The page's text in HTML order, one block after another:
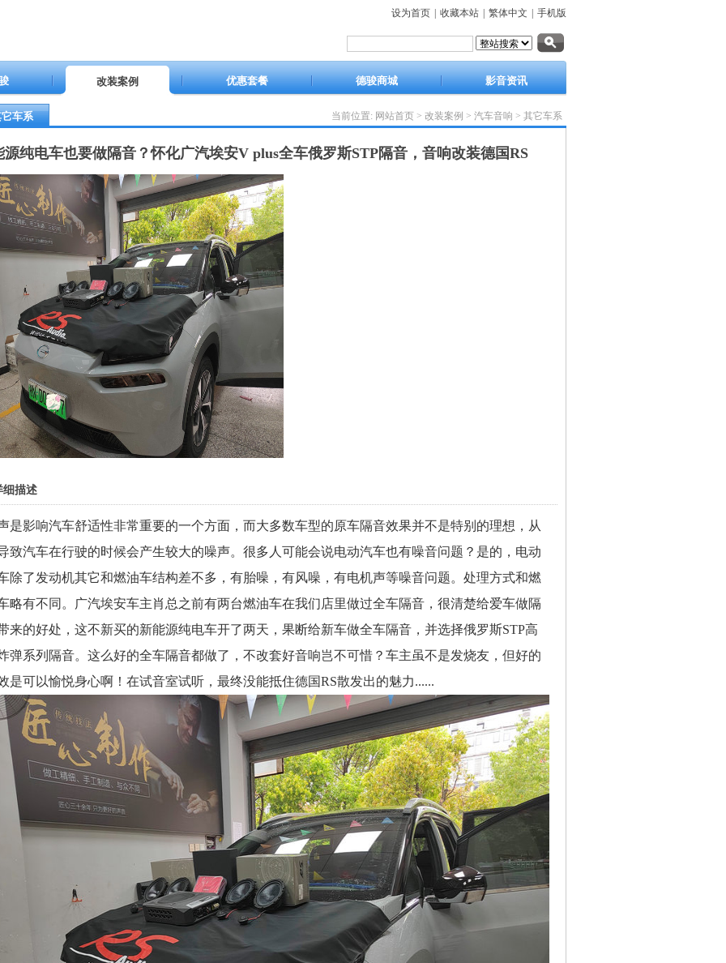
设为首页 收藏本站 繁体中文 手机版
改装案例 优惠套餐 德骏商城 影音资讯
当前位置: 网站首页 > 改装案例 > 汽车音响 > 其它车系
车系
源纯电车也要做隔音？怀化广汽埃安V plus全车俄罗斯STP隔音，音响改装德国RS
细描述
是影响汽车舒适性非常重要的一个方面，而大多数车型的原车隔音效果并不是特别的理想，从
致汽车在行驶的时候会产生较大的噪声。很多人可能会说电动汽车也有噪音问题？是的，电动
除了发动机其它和燃油车结构差不多，有胎噪，有风噪，有电机声等噪音问题。处理方式和燃
略有不同。广汽埃安车主肖总之前有两台燃油车在我们店里做过全车隔音，很清楚给爱车做隔
来的好处，这不新买的新能源纯电车开了两天，果断给新车做全车隔音，并选择俄罗斯STP高
弹系列隔音。这么好的全车隔音都做了，不改套好音响岂不可惜？车主虽不是发烧友，但好的
是可以愉悦身心啊！在试音室试听，最终没能抵住德国RS散发出的魅力......